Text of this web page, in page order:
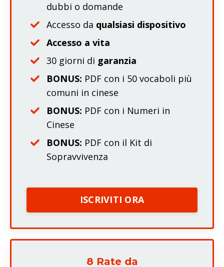
dubbi o domande
Accesso da qualsiasi dispositivo
Accesso a vita
30 giorni di garanzia
BONUS: PDF con i 50 vocaboli più
comuni in cinese
BONUS: PDF con i Numeri in
Cinese
BONUS: PDF con il Kit di
Sopravvivenza
ISCRIVITI ORA
8 Rate da